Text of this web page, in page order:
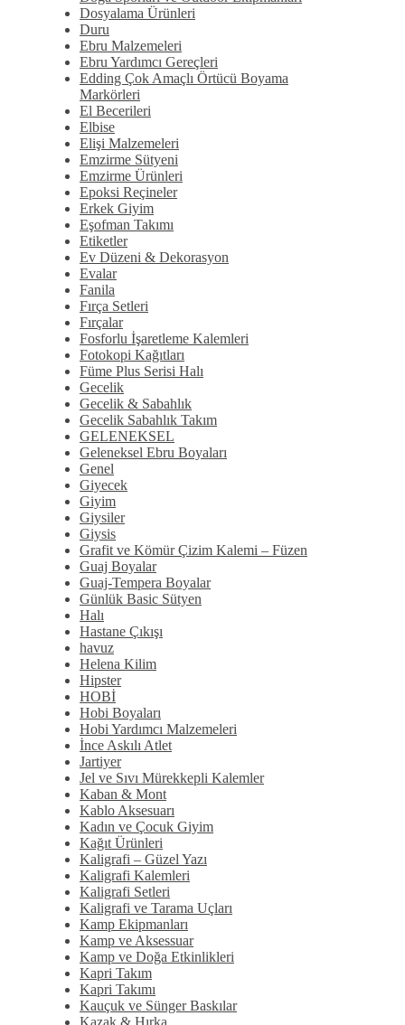
Dosyalama Ürünleri
Duru
Ebru Malzemeleri
Ebru Yardımcı Gereçleri
Edding Çok Amaçlı Örtücü Boyama
Markörleri
El Becerileri
Elbise
Elişi Malzemeleri
Emzirme Sütyeni
Emzirme Ürünleri
Epoksi Reçineler
Erkek Giyim
Eşofman Takımı
Etiketler
Ev Düzeni & Dekorasyon
Evalar
Fanila
Fırça Setleri
Fırçalar
Fosforlu İşaretleme Kalemleri
Fotokopi Kağıtları
Füme Plus Serisi Halı
Gecelik
Gecelik & Sabahlık
Gecelik Sabahlık Takım
GELENEKSEL
Geleneksel Ebru Boyaları
Genel
Giyecek
Giyim
Giysiler
Giysis
Grafit ve Kömür Çizim Kalemi – Füzen
Guaj Boyalar
Guaj-Tempera Boyalar
Günlük Basic Sütyen
Halı
Hastane Çıkışı
havuz
Helena Kilim
Hipster
HOBİ
Hobi Boyaları
Hobi Yardımcı Malzemeleri
İnce Askılı Atlet
Jartiyer
Jel ve Sıvı Mürekkepli Kalemler
Kaban & Mont
Kablo Aksesuarı
Kadın ve Çocuk Giyim
Kağıt Ürünleri
Kaligrafi – Güzel Yazı
Kaligrafi Kalemleri
Kaligrafi Setleri
Kaligrafi ve Tarama Uçları
Kamp Ekipmanları
Kamp ve Aksessuar
Kamp ve Doğa Etkinlikleri
Kapri Takım
Kapri Takımı
Kauçuk ve Sünger Baskılar
Kazak & Hırka